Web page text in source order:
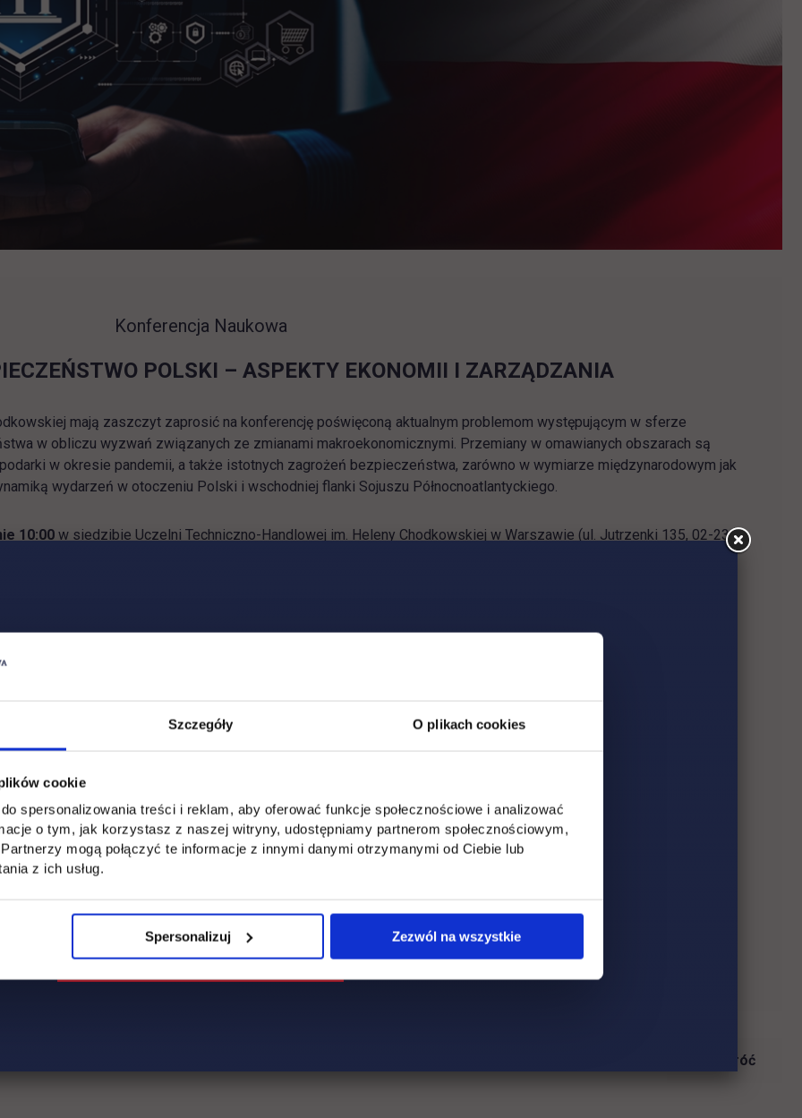
Szczegóły O plikach cookies
cookie
spersonalizowania treści i reklam, aby oferować funkcje społecznościowe i analizować
o tym, jak korzystasz z naszej witryny, udostępniamy partnerom społecznościowym,
mogą połączyć te informacje z innymi danymi otrzymanymi od Ciebie lub
z ich usług.
Spersonalizuj Zezwól na wszystkie
Konferencja Naukowa
POLSKI – ASPEKTY EKONOMII I ZARZĄDZANIA
mają zaszczyt zaprosić na konferencję poświęconą aktualnym problemom występującym w sferze
w obliczu wyzwań związanych ze zmianami makroekonomicznymi. Przemiany w omawianych obszarach są
w okresie pandemii, a także istotnych zagrożeń bezpieczeństwa, zarówno w wymiarze międzynarodowym jak
wydarzeń w otoczeniu Polski i wschodniej flanki Sojuszu Północnoatlantyckiego.
10:00 w siedzibie Uczelni Techniczno-Handlowej im. Heleny Chodkowskiej w Warszawie (ul. Jutrzenki 135, 02-231
w świetle światowego kryzysu przywództwa politycznego i gospodarczego – dr Jerzy Walkowiak
Polak
wewnętrzne Polski - dr Arkadiusz Polak
Inicjatywy Trójmorza - dr Marta Gębska
- dr Krzysztof Gawkowski
Serdecznie zapraszamy!
Wróć